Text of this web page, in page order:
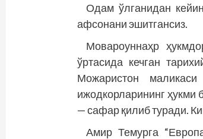
Одам ўлганидан
афсонани эшитгансиз.
Мовароуннаҳр
ўртасида кечган
Можаристон
ижодкорларининг ҳукми
— сафар қилиб туради.
Амир Темурга